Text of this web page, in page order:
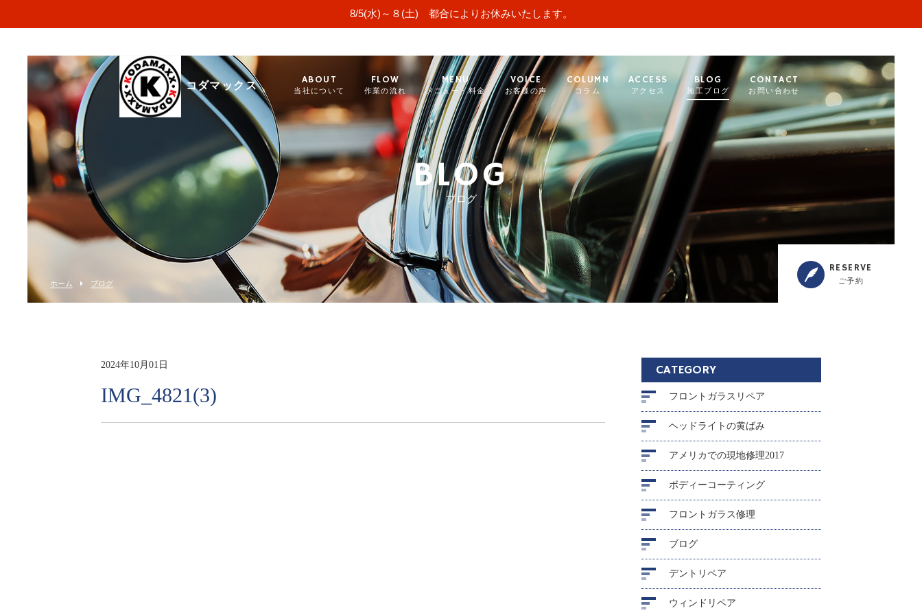
8/5(水)～８(土) 都合によりお休みいたします。
コダマックス
ABOUT
当社について
FLOW
作業の流れ
MENU
メニュー・料金
VOICE
お客様の声
COLUMN
コラム
ACCESS
アクセス
BLOG
施工ブログ
CONTACT
お問い合わせ
BLOG
ブログ
ホーム ブログ
RESERVE
ご予約
2024年10月01日
IMG_4821(3)
CATEGORY
フロントガラスリペア
ヘッドライトの黄ばみ
アメリカでの現地修理2017
ボディーコーティング
フロントガラス修理
ブログ
デントリペア
ウィンドリペア